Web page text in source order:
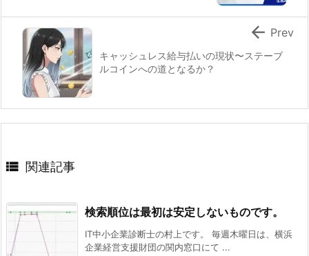
キャッシュレス給与払いの現状〜ステーブ
ルコインへの道となるか？
 Prev
 関連記事
検索順位は最初は安定しないものです。
IT中小企業診断士の村上です。 毎週木曜日は、横浜
企業経営支援財団の関内窓口にて ...